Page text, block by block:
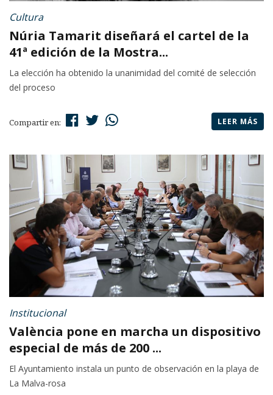
Cultura
Núria Tamarit diseñará el cartel de la
41ª edición de la Mostra...
La elección ha obtenido la unanimidad del comité de selección
del proceso
Compartir en: LEER MÁS
Institucional
València pone en marcha un dispositivo
especial de más de 200 ...
El Ayuntamiento instala un punto de observación en la playa de
La Malva-rosa